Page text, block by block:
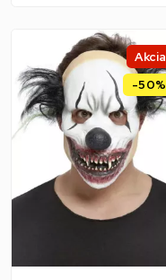
Akcia
-50%